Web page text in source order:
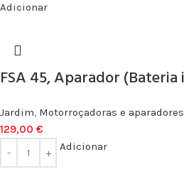
Adicionar
FSA 45, Aparador
Jardim, Motorroçadoras e aparadores
129,00 €
Adicionar